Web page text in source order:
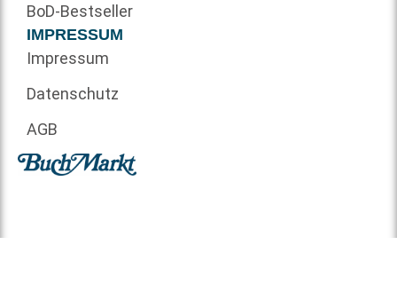
BoD-Bestseller
IMPRESSUM
Impressum
Datenschutz
AGB